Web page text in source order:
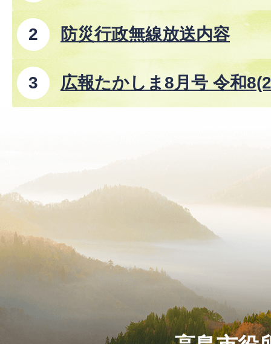
防災行政無線放送内容
広報たかしま8月号 令和